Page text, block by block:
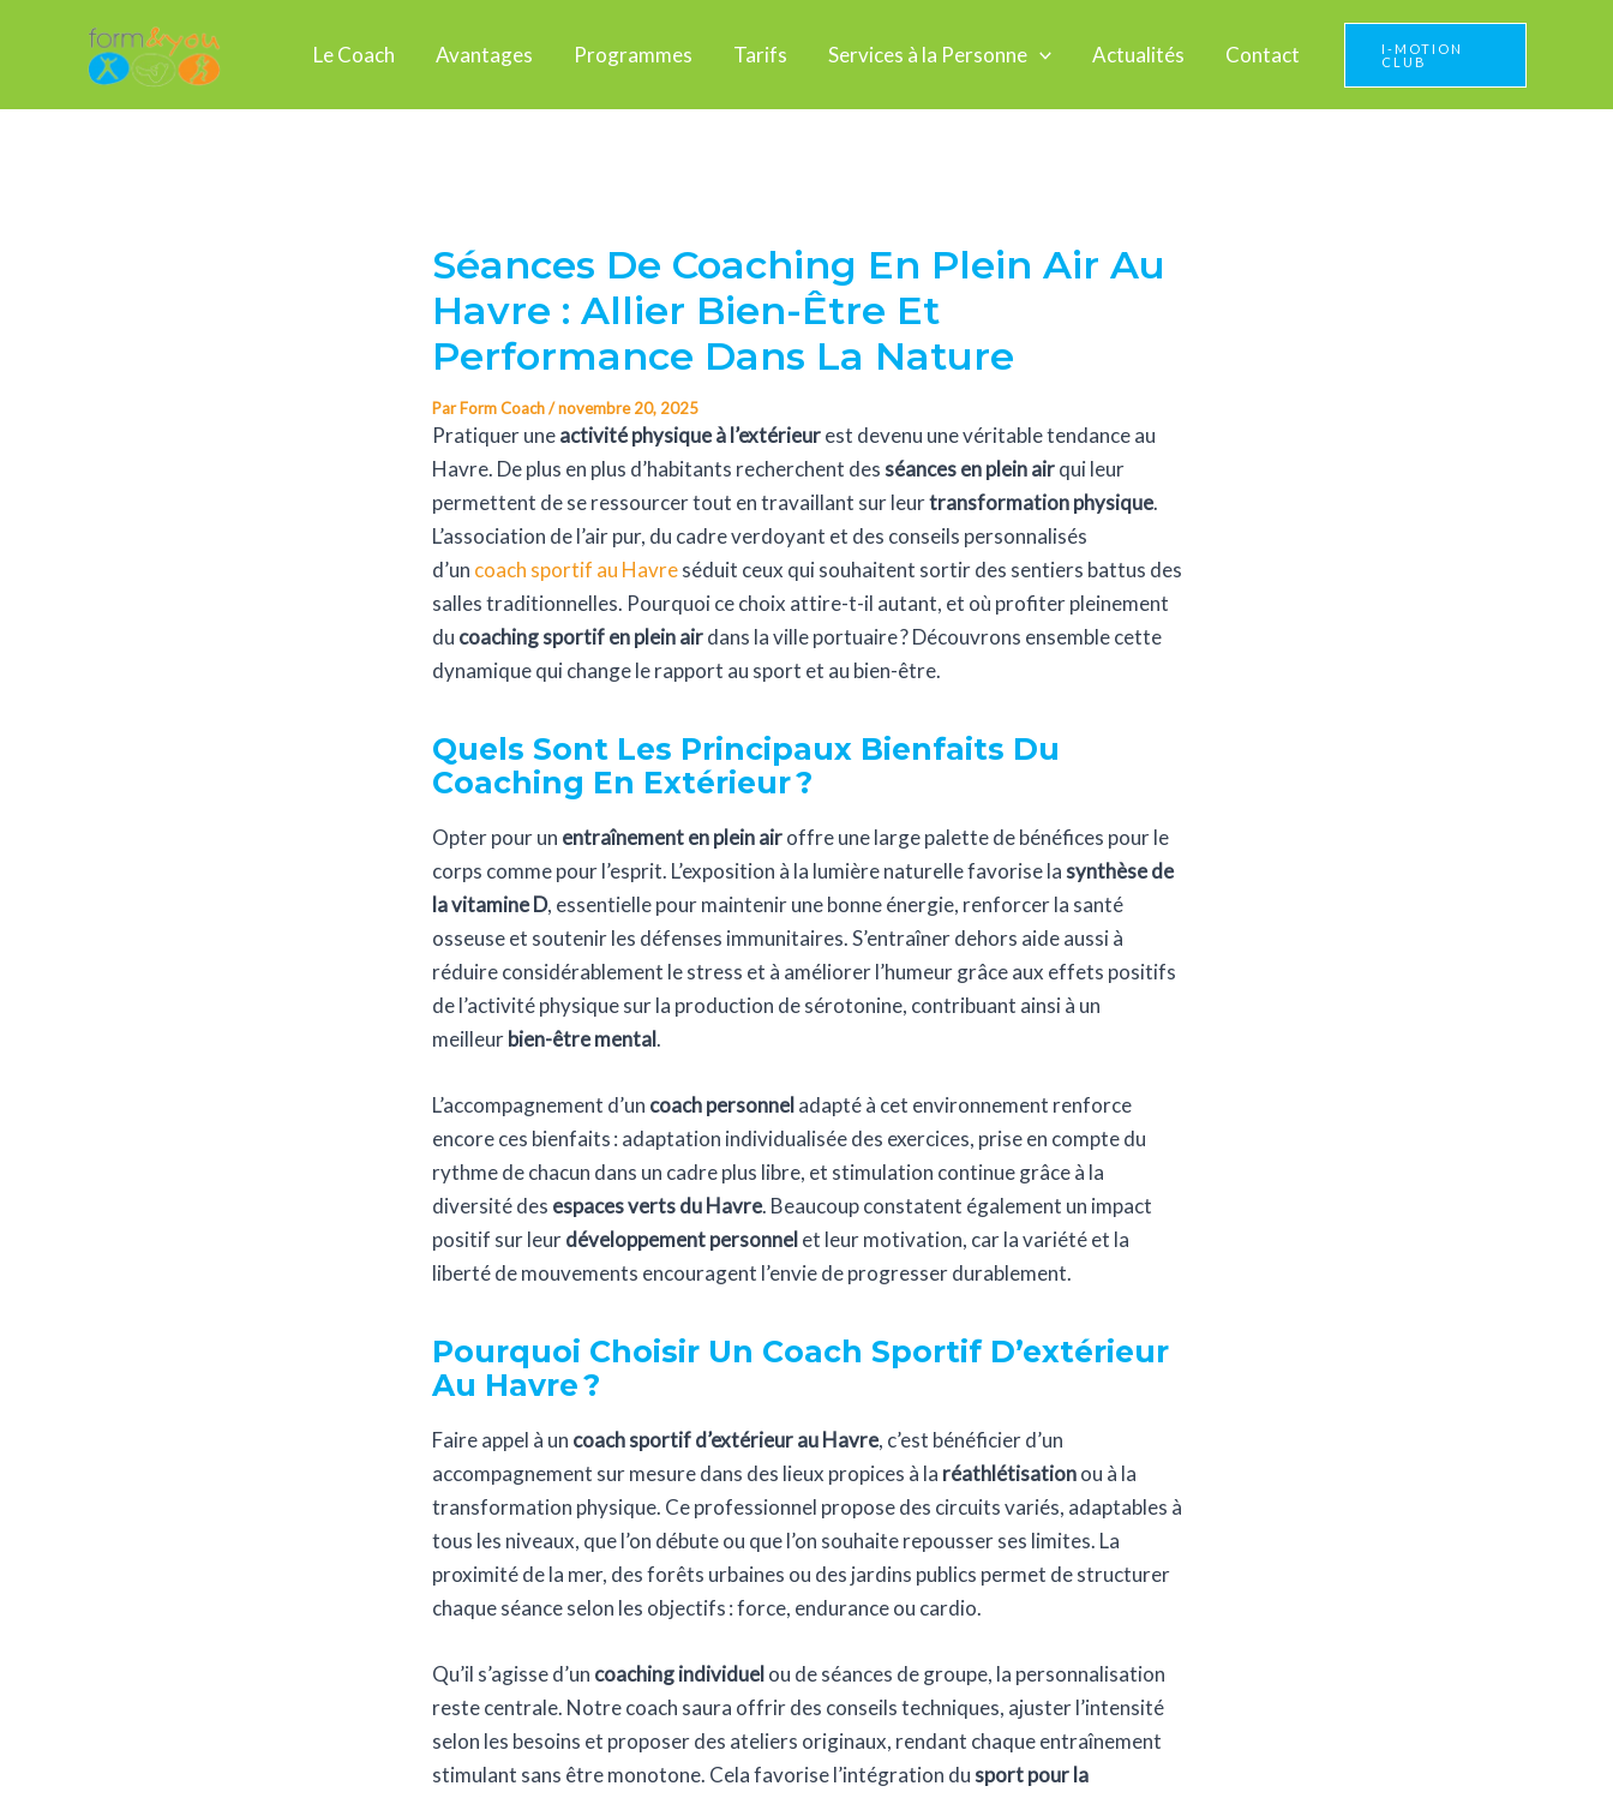
Le Coach Avantages Programmes Tarifs Services à la Personne Actualités Contact
I-MOTION
CLUB
Séances De Coaching En Plein Air Au
Havre : Allier Bien-Être Et
Performance Dans La Nature
ParForm Coach/novembre 20, 2025
Pratiquer uneactivité physique à l’extérieurest devenu une véritable tendance au
Havre. De plus en plus d’habitants recherchent desséances en plein airqui leur
permettent de se ressourcer tout en travaillant sur leurtransformation physique.
L’association de l’air pur, du cadre verdoyant et des conseils personnalisés
d’un coach sportif au Havreséduit ceux qui souhaitent sortir des sentiers battus des
salles traditionnelles. Pourquoi ce choix attire-t-il autant, et où profiter pleinement
du coaching sportif en plein airdans la ville portuaire ? Découvrons ensemble cette
dynamique qui change le rapport au sport et au bien-être.
Quels Sont Les Principaux Bienfaits Du
Coaching En Extérieur ?
Opter pour un entraînement en plein airoffre une large palette de bénéfices pour le
corps comme pour l’esprit. L’exposition à la lumière naturelle favorise lasynthèse de
la vitamine D, essentielle pour maintenir une bonne énergie, renforcer la santé
osseuse et soutenir les défenses immunitaires. S’entraîner dehors aide aussi à
réduire considérablement le stress et à améliorer l’humeur grâce aux effets positifs
de l’activité physique sur la production de sérotonine, contribuant ainsi à un
meilleurbien-être mental.
L’accompagnement d’un coach personnel adapté à cet environnement renforce
encore ces bienfaits : adaptation individualisée des exercices, prise en compte du
rythme de chacun dans un cadre plus libre, et stimulation continue grâce à la
diversité des espaces verts du Havre. Beaucoup constatent également un impact
positif sur leurdéveloppement personnel et leur motivation, car la variété et la
liberté de mouvements encouragent l’envie de progresser durablement.
Pourquoi Choisir Un Coach Sportif D’extérieur
Au Havre ?
Faire appel à un coach sportif d’extérieur au Havre, c’est bénéficier d’un
accompagnement sur mesure dans des lieux propices à la réathlétisationou à la
transformation physique. Ce professionnel propose des circuits variés, adaptables à
tous les niveaux, que l’on débute ou que l’on souhaite repousser ses limites. La
proximité de la mer, des forêts urbaines ou des jardins publics permet de structurer
chaque séance selon les objectifs : force, endurance ou cardio.
Qu’il s’agisse d’un coaching individuel ou de séances de groupe, la personnalisation
reste centrale. Notre coach saura offrir des conseils techniques, ajuster l’intensité
selon les besoins et proposer des ateliers originaux, rendant chaque entraînement
stimulant sans être monotone. Cela favorise l’intégration dusport pour la
des